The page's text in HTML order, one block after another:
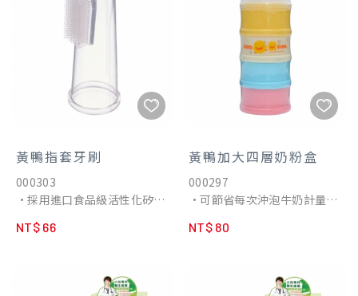
的奶嘴掉落或遺失。
•附透明保潔蓋，防塵防污，
衛生看的見。
•活動拉環寶寶抓取容易。
•質地柔軟，無臭、無味、不
•拇指狀安撫奶嘴外型符合寶
寶嘴型設計。
可貼緊嘴巴，促進鼻子自然呼
吸。
•弧線形及兩側通氣孔設計，
不防礙鼻子的呼吸。
黃鴨指套牙刷
000303
•採用進口食品級活性化矽膠
FDA檢驗認可，使用更安心。
•指套型設計，使用方便，刷
NT$ 66
黃鴨加大四層奶粉盒
000297
•可節省每次沖泡牛奶計量奶
•可計量四次份量奶粉，外出
NT$ 80